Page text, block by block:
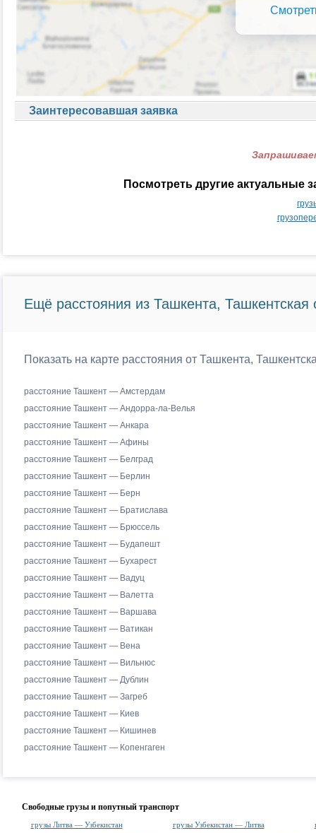
Заинтересовавшая заявка
Посмотреть другие актуальные
Ещё расстояния из Ташкента, Ташкентская
Показать на карте расстояния от Ташкента,
расстояние Ташкент — Амстердам
расстояние Ташкент — Андорра-ла-Велья
расстояние Ташкент — Анкара
расстояние Ташкент — Афины
расстояние Ташкент — Белград
расстояние Ташкент — Берлин
расстояние Ташкент — Берн
расстояние Ташкент — Братислава
расстояние Ташкент — Брюссель
расстояние Ташкент — Будапешт
расстояние Ташкент — Бухарест
расстояние Ташкент — Вадуц
расстояние Ташкент — Валетта
расстояние Ташкент — Варшава
расстояние Ташкент — Ватикан
расстояние Ташкент — Вена
расстояние Ташкент — Вильнюс
расстояние Ташкент — Дублин
расстояние Ташкент — Загреб
расстояние Ташкент — Киев
расстояние Ташкент — Кишинев
расстояние Ташкент — Копенгаген
Свободные грузы и попутный транспорт
грузы Литва — Узбекистан грузы Узбекистан — Литва